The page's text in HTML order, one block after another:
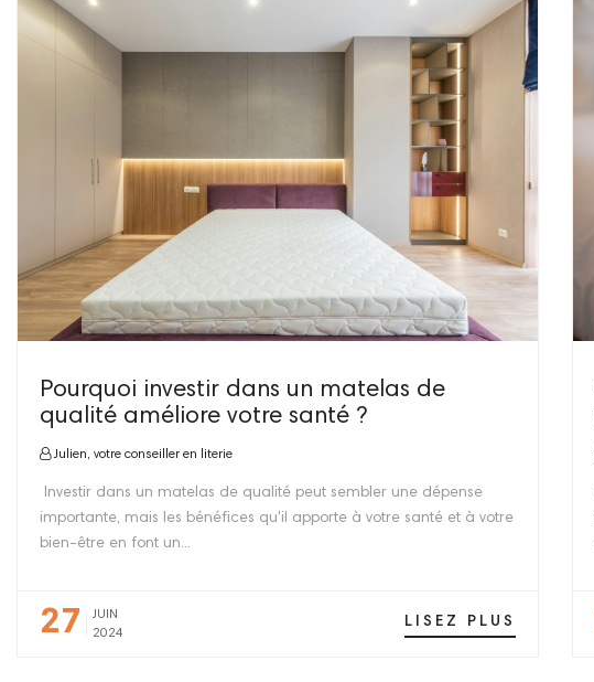
Pourquoi investir dans un matelas de
qualité améliore votre santé ?
Julien, votre conseiller en literie
Investir dans un matelas de qualité peut sembler une dépense
importante, mais les bénéfices qu'il apporte à votre santé et à votre
bien-être en font un...
27
JUIN
2024
LISEZ PLUS